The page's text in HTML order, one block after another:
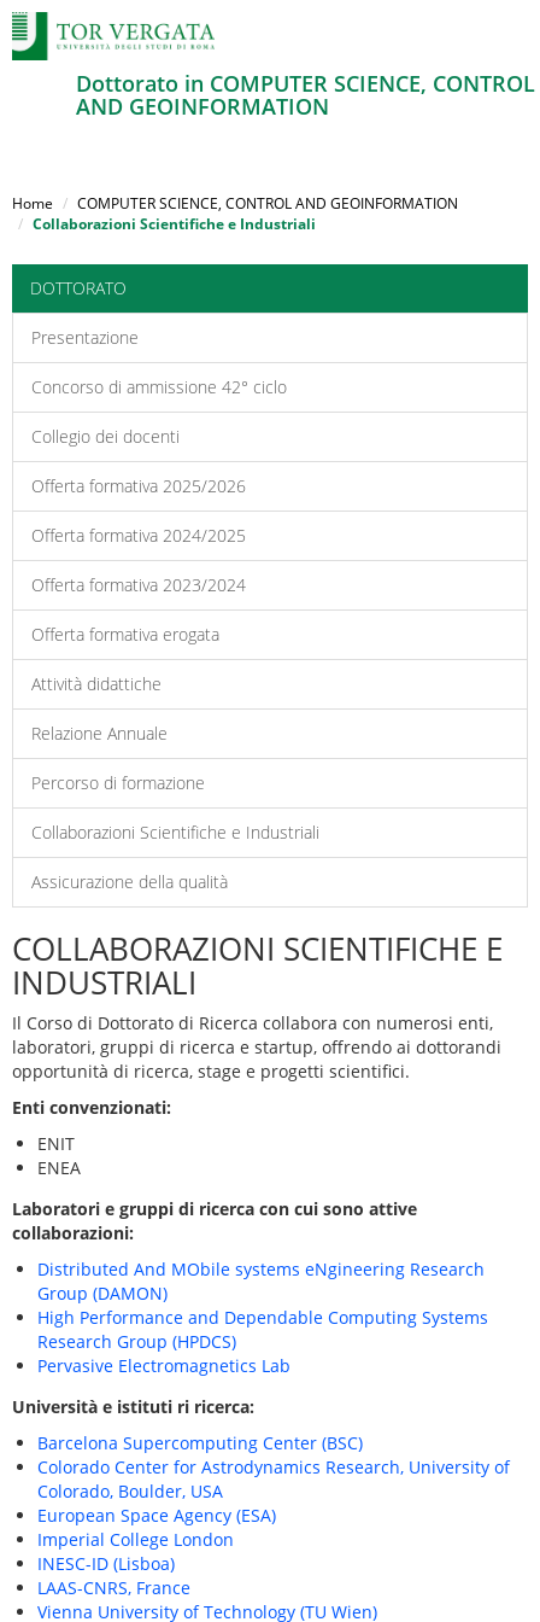
al
contenuto
Dottorato in COMPUTER SCIENCE, CONTROL
AND GEOINFORMATION
Home
COMPUTER SCIENCE, CONTROL AND GEOINFORMATION
Collaborazioni Scientifiche e Industriali
DOTTORATO
Presentazione
Concorso di ammissione 42° ciclo
Collegio dei docenti
Offerta formativa 2025/2026
Offerta formativa 2024/2025
Offerta formativa 2023/2024
Offerta formativa erogata
Attività didattiche
Relazione Annuale
Percorso di formazione
Collaborazioni Scientifiche e Industriali
Assicurazione della qualità
COLLABORAZIONI SCIENTIFICHE E
INDUSTRIALI
Il Corso di Dottorato di Ricerca collabora con numerosi enti,
laboratori, gruppi di ricerca e startup, offrendo ai dottorandi
opportunità di ricerca, stage e progetti scientifici.
Enti convenzionati:
ENIT
ENEA
Laboratori e gruppi di ricerca con cui sono attive
collaborazioni:
Distributed And MObile systems eNgineering Research
Group (DAMON)
High Performance and Dependable Computing Systems
Research Group (HPDCS)
Pervasive Electromagnetics Lab
Università e istituti ri ricerca:
Barcelona Supercomputing Center (BSC)
Colorado Center for Astrodynamics Research, University of
Colorado, Boulder, USA
European Space Agency (ESA)
Imperial College London
INESC-ID (Lisboa)
LAAS-CNRS, France
Vienna University of Technology (TU Wien)